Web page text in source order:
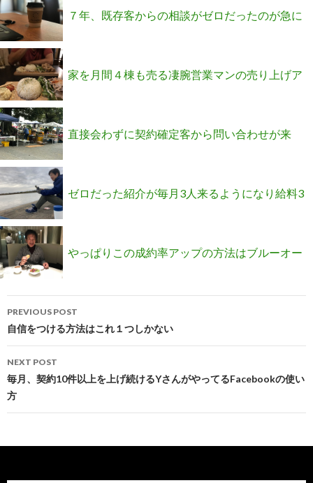
７年、既存客からの相談がゼロだったのが急に
5〜7人相談が来るようになったMさんの実践報
家を月間４棟も売る凄腕営業マンの売り上げア
ップのマインドとは？
直接会わずに契約確定客から問い合わせが来
る！文章力マスター法を知りたい方へ
ゼロだった紹介が毎月3人来るようになり給料3
倍になったMさんが参加したプロジェクトの案
内
やっぱりこの成約率アップの方法はブルーオー
Post
navigation
PREVIOUS POST
自信をつける方法はこれ１つしかない
NEXT POST
毎月、契約10件以上を上げ続けるYさんがやってるFacebookの使い
方